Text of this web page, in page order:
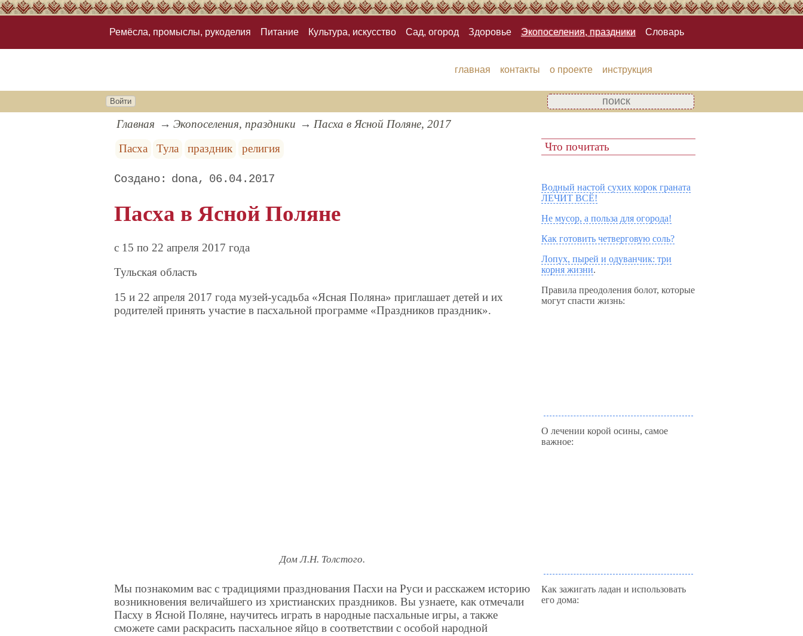
Ремёсла, промыслы, рукоделия Питание Культура, искусство Сад, огород Здоровье Экопоселения, праздники Словарь
главная контакты о проекте инструкция
Войти
Главная Экопоселения, праздники
Пасха в Ясной Поляне, 2017
Пасха
Тула праздник религия
dona 06.04.2017
Пасха в Ясной Поляне
c 15 по 22 апреля 2017 года
Тульская область
15 и 22 апреля 2017 года музей-усадьба «Ясная Поляна» приглашает детей и их
родителей принять участие в пасхальной программе «Праздников праздник».
Дом Л.Н. Толстого.
Мы познакомим вас с традициями празднования Пасхи на Руси и расскажем историю
возникновения величайшего из христианских праздников. Вы узнаете, как отмечали
Пасху в Ясной Поляне, научитесь играть в народные пасхальные игры, а также
сможете сами раскрасить пасхальное яйцо в соответствии с особой народной
Что почитать
Водный настой сухих корок граната
ЛЕЧИТ ВСЁ!
Не мусор, а польза для огорода!
Как готовить четверговую соль?
Лопух, пырей и одуванчик: три
корня жизни.
Правила преодоления болот, которые
могут спасти жизнь:
О лечении корой осины, самое
важное:
Как зажигать ладан и использовать
его дома: